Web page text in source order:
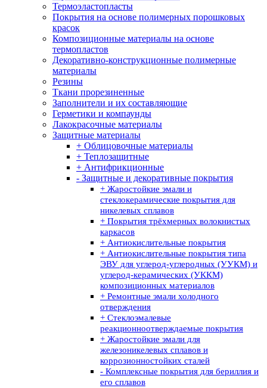
Термоэластопласты
Покрытия на основе полимерных порошковых
красок
Композиционные материалы на основе
термопластов
Декоративно-конструкционные полимерные
материалы
Резины
Ткани прорезиненные
Заполнители и их составляющие
Герметики и компаунды
Лакокрасочные материалы
Защитные материалы
+ Облицовочные материалы
+ Теплозащитные
+ Антифрикционные
- Защитные и декоративные покрытия
+ Жаростойкие эмали и
стеклокерамические покрытия для
никелевых сплавов
+ Покрытия трёхмерных волокнистых
каркасов
+ Антиокислительные покрытия
+ Антиокислительные покрытия типа
ЭВУ для углерод-углеродных (УУКМ) и
углерод-керамических (УККМ)
композиционных материалов
+ Ремонтные эмали холодного
отверждения
+ Стеклоэмалевые
реакционноотверждаемые покрытия
+ Жаростойкие эмали для
железоникелевых сплавов и
коррозионностойких сталей
- Комплексные покрытия для бериллия и
его сплавов